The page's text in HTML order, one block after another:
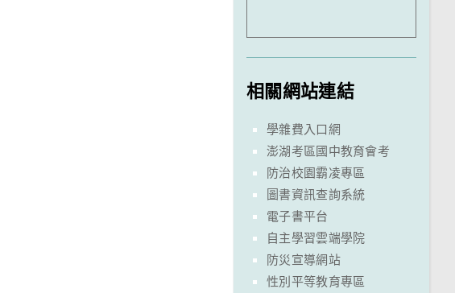
相關網站連結
學雜費入口網
澎湖考區國中教育會考
防治校園霸凌專區
圖書資訊查詢系統
電子書平台
自主學習雲端學院
防災宣導網站
性別平等教育專區